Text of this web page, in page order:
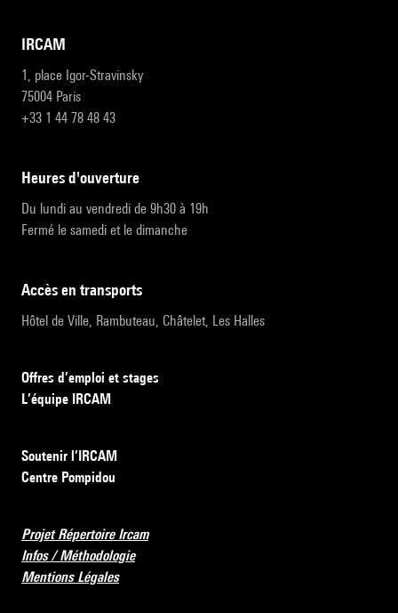
IRCAM
1, place Igor-Stravinsky
75004 Paris
+33 1 44 78 48 43
heures d'ouverture
Du lundi au vendredi de 9h30 à 19h
Fermé le samedi et le dimanche
accès en transports
Hôtel de Ville, Rambuteau, Châtelet, Les Halles
Offres d’emploi et stages
L’équipe IRCAM
Soutenir l’IRCAM
Centre Pompidou
Projet Répertoire Ircam
Infos / Méthodologie
Mentions Légales